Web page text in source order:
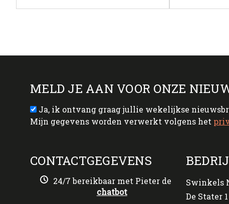
MELD JE AAN VOOR ONZE
Ja, ik ontvang graag jullie wekelijkse
Mijn gegevens worden verwerkt volgens het
CONTACTGEGEVENS
24/7 bereikbaar met Pieter de
chatbot
Swinkels
De Stater 1